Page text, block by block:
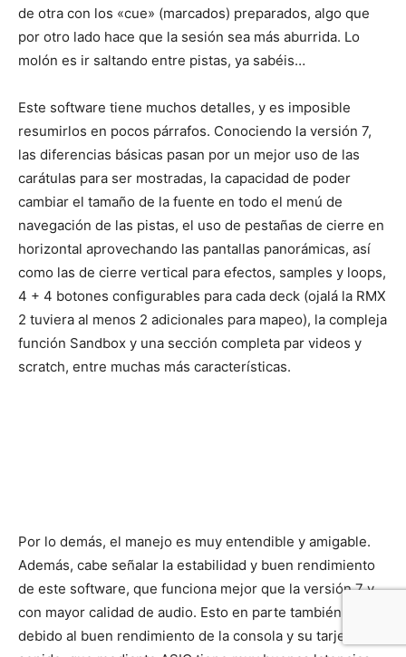
de otra con los «cue» (marcados) preparados, algo que
por otro lado hace que la sesión sea más aburrida. Lo
molón es ir saltando entre pistas, ya sabéis…
Este software tiene muchos detalles, y es imposible
resumirlos en pocos párrafos. Conociendo la versión 7,
las diferencias básicas pasan por un mejor uso de las
carátulas para ser mostradas, la capacidad de poder
cambiar el tamaño de la fuente en todo el menú de
navegación de las pistas, el uso de pestañas de cierre en
horizontal aprovechando las pantallas panorámicas, así
como las de cierre vertical para efectos, samples y loops,
4 + 4 botones configurables para cada deck (ojalá la RMX
2 tuviera al menos 2 adicionales para mapeo), la compleja
función Sandbox y una sección completa par videos y
scratch, entre muchas más características.
Por lo demás, el manejo es muy entendible y amigable.
Además, cabe señalar la estabilidad y buen rendimiento
de este software, que funciona mejor que la versión 7 y
con mayor calidad de audio. Esto en parte también es
debido al buen rendimiento de la consola y su tarjeta de